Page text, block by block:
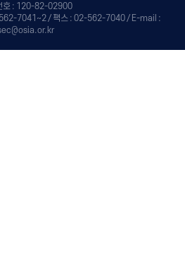
호 : 120-82-02900
562-7041~2 / 팩스 : 02-562-7040 / E-mail :